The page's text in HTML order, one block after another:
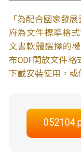
「為配合國家發
府為文件標準格
文書軟體選擇的
布ODF開放文件
下載安裝使用，或